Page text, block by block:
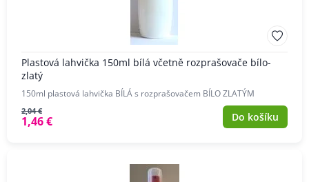
Plastová lahvička 150ml bílá včetně rozprašovače bílo-
zlatý
150ml plastová lahvička BÍLÁ s rozprašovačem BÍLO ZLATÝM
2,04 €
1,46 € Do košíku